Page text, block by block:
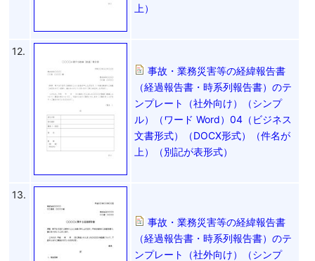
上）
12.
事故・業務災害等の経緯報告書
（経過報告書・時系列報告書）のテ
ンプレート（社外向け）（シンプ
ル）（ワード Word）04（ビジネス
文書形式）（DOCX形式）（件名が
上）（別記が表形式）
13.
事故・業務災害等の経緯報告書
（経過報告書・時系列報告書）のテ
ンプレート（社外向け）（シンプ